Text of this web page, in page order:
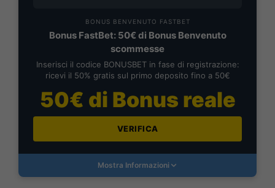
BONUS BENVENUTO FASTBET
Bonus FastBet: 50€ di Bonus Benvenuto
scommesse
Inserisci il codice BONUSBET in fase di registrazione:
ricevi il 50% gratis sul primo deposito fino a 50€
50€ di Bonus reale
VERIFICA
Mostra Informazioni